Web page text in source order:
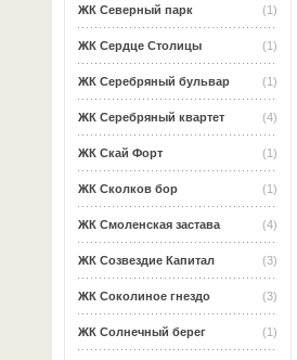
(1)
ЖК Северный парк
(1)
ЖК Сердце Столицы
(1)
ЖК Серебряный бульвар
(4)
ЖК Серебряный квартет
(1)
ЖК Скай Форт
(1)
ЖК Сколков бор
(4)
ЖК Смоленская застава
(3)
ЖК Созвездие Капитал
(3)
ЖК Соколиное гнездо
(1)
ЖК Солнечный берег